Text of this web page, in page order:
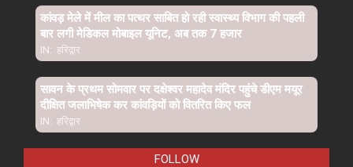
कांवड़ मेले में मील का पत्थर साबित हो रही स्वास्थ्य विभाग की पहली
बार लगी मेडिकल मोबाइल यूनिट, अब तक 7 हजार
IN: हरिद्वार
सावन के प्रथम सोमवार पर दक्षेश्वर महादेव मंदिर पहुंचे डीएम मयूर
दीक्षित जलाभिषेक कर कांवड़ियों को वितरित किए फल
IN: हरिद्वार
FOLLOW